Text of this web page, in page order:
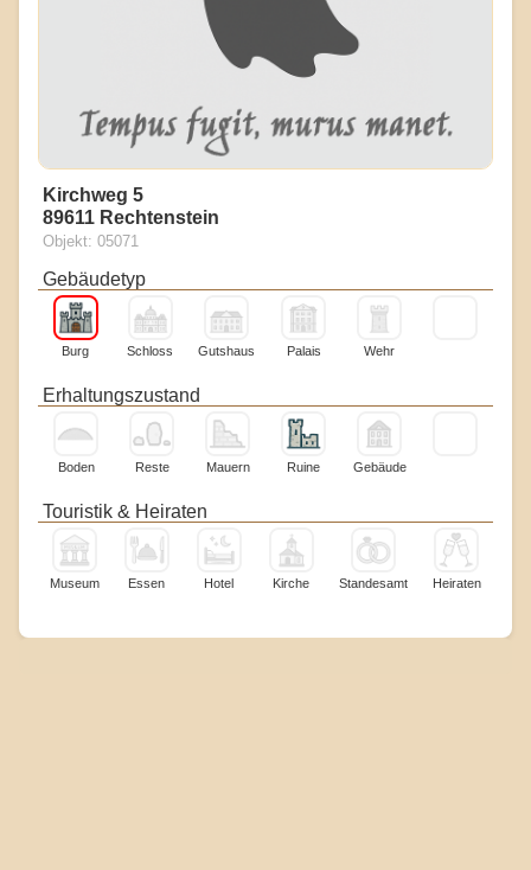
Kirchweg 5
89611 Rechtenstein
Objekt: 05071
Gebäudetyp
Burg Schloss Gutshaus Palais Wehr
Erhaltungszustand
Boden Reste Mauern Ruine Gebäude
Touristik & Heiraten
Museum Essen Hotel Kirche Standesamt Heiraten